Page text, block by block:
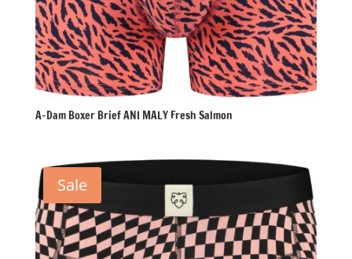
A-Dam Boxer Brief ANI MALY Fresh Salmon
Sale